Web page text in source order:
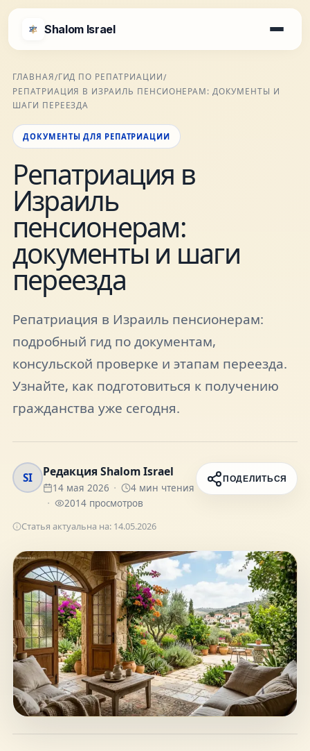
Shalom Israel
Блог
Афиша
Новости
Специалисты
Города
FAQ
О нас
Присоединяйтесь к нам
жизни в Израиле
Подписаться
Telegram
hello@shalomisrael.ru
ГЛАВНАЯ/ГИД ПО РЕПАТРИАЦИИ/
РЕПАТРИАЦИЯ В ИЗРАИЛЬ ПЕНСИОНЕРАМ: ДОКУМЕНТЫ И
ШАГИ ПЕРЕЕЗДА
ДОКУМЕНТЫ ДЛЯ РЕПАТРИАЦИИ
Репатриация в
Израиль
пенсионерам:
документы и шаги
переезда
Репатриация в Израиль пенсионерам:
подробный гид по документам,
консульской проверке и этапам переезда.
Узнайте, как подготовиться к получению
гражданства уже сегодня.
SI Редакция Shalom Israel
14 мая 2026 4мин чтения
2014просмотров
ПОДЕЛИТЬСЯ
Статья актуальна на: 14.05.2026